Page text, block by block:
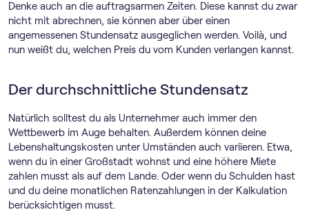
Denke auch an die auftragsarmen Zeiten. Diese kannst du zwar
nicht mit abrechnen, sie können aber über einen
angemessenen Stundensatz ausgeglichen werden. Voilà, und
nun weißt du, welchen Preis du vom Kunden verlangen kannst.
Der durchschnittliche Stundensatz
Natürlich solltest du als Unternehmer auch immer den
Wettbewerb im Auge behalten. Außerdem können deine
Lebenshaltungskosten unter Umständen auch variieren. Etwa,
wenn du in einer Großstadt wohnst und eine höhere Miete
zahlen musst als auf dem Lande. Oder wenn du Schulden hast
und du deine monatlichen Ratenzahlungen in der Kalkulation
berücksichtigen musst.